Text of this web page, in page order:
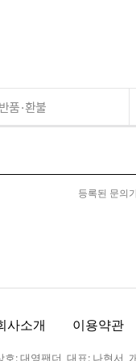
품·환불
등록된 문의
사소개 이용약관
호: 대영팬더 대표: 나현서